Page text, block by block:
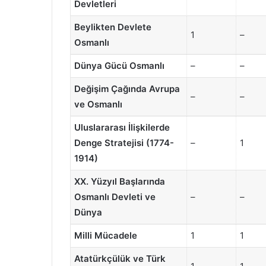
Devletleri
Beylikten Devlete
Osmanlı
1 –
Dünya Gücü Osmanlı – –
Değişim Çağında Avrupa
ve Osmanlı
– –
Uluslararası İlişkilerde
Denge Stratejisi (1774-
1914)
– 1
XX. Yüzyıl Başlarında
Osmanlı Devleti ve
Dünya
– –
Milli Mücadele 1 1
Atatürkçülük ve Türk